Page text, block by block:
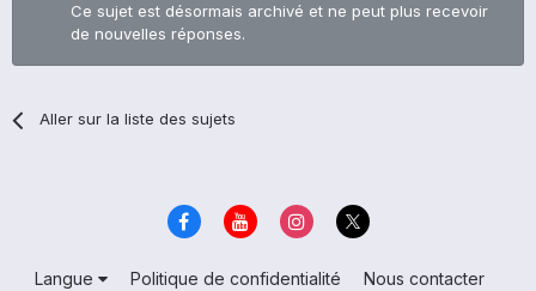
Ce sujet est désormais archivé et ne peut plus recevoir
de nouvelles réponses.
Aller sur la liste des sujets
Langue Politique de confidentialité
Nous contacter